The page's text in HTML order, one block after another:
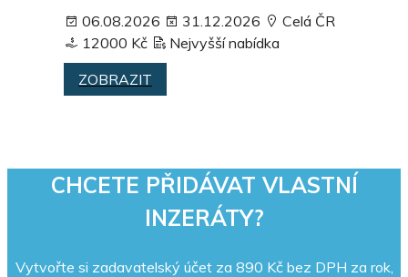
06.08.2026 31.12.2026
Celá ČR
12000 Kč
Nejvyšší nabídka
ZOBRAZIT
CHCETE PŘIDÁVAT VLASTNÍ
INZERÁTY?
Vytvořte si zadavatelský účet za 890 Kč bez DPH za rok,